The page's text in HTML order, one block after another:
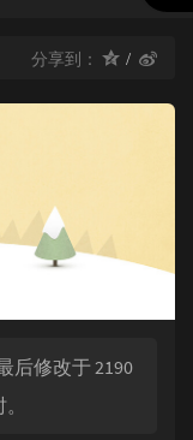
分享到：
后修改于 2190